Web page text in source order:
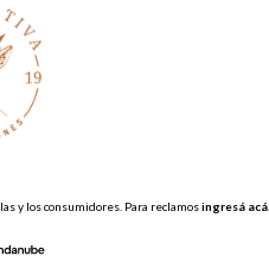
y los consumidores. Para reclamos ingresá acá.